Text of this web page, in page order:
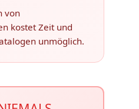
von
kostet Zeit und
unmöglich.